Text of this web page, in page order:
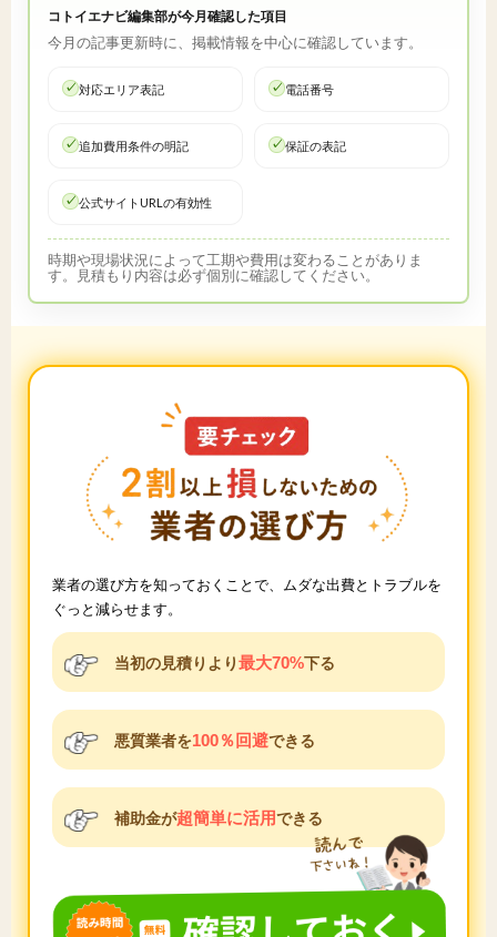
コトイエナビ編集部が今月確認した項目
今月の記事更新時に、掲載情報を中心に確認しています。
対応エリア表記 電話番号
追加費用条件の明記 保証の表記
公式サイトURLの有効性
時期や現場状況によって工期や費用は変わることがありま
す。見積もり内容は必ず個別に確認してください。
業者の選び方を知っておくことで、ムダな出費とトラブルを
ぐっと減らせます。
当初の見積りより最大70%下る
悪質業者を100％回避できる
補助金が超簡単に活用できる